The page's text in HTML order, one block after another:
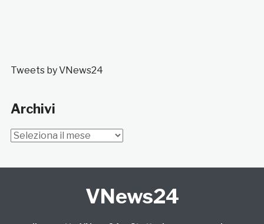
Tweets by VNews24
Archivi
Archivi
VNews24